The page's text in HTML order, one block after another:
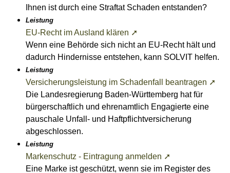
Ihnen ist durch eine Straftat Schaden entstanden?
Leistung
EU-Recht im Ausland klären ➚
Wenn eine Behörde sich nicht an EU-Recht hält und
dadurch Hindernisse entstehen, kann SOLVIT helfen.
Leistung
Versicherungsleistung im Schadenfall beantragen ➚
Die Landesregierung Baden-Württemberg hat für
bürgerschaftlich und ehrenamtlich Engagierte eine
pauschale Unfall- und Haftpflichtversicherung
abgeschlossen.
Leistung
Markenschutz - Eintragung anmelden ➚
Eine Marke ist geschützt, wenn sie im Register des